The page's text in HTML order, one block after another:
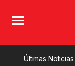
Últimas Noticias